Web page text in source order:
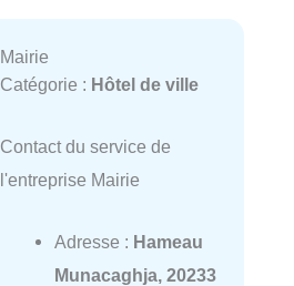
Mairie
Catégorie : Hôtel de ville
Contact du service de
l'entreprise Mairie
Adresse : Hameau
Munacaghja, 20233